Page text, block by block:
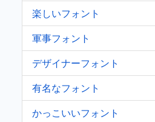
楽しいフォント
軍事フォント
デザイナーフォント
有名なフォント
かっこいいフォント